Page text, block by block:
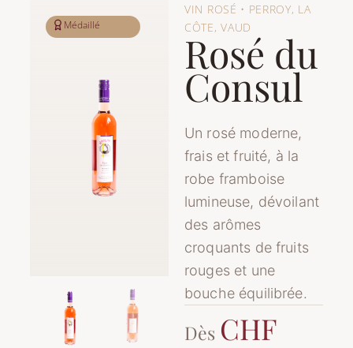
Médaillé
VIN ROSÉ • PERROY, LA
CÔTE, VAUD
Rosé du
Consul
Un rosé moderne,
frais et fruité, à la
robe framboise
lumineuse, dévoilant
des arômes
croquants de fruits
rouges et une
bouche équilibrée.
Dès CHF